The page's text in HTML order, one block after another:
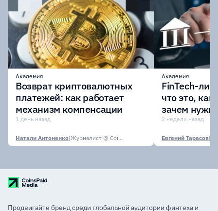
Академия
Возврат криптовалютных
платежей: как работает
механизм компенсации
1 день назад
Натали Антоненко| Журналист @ CoinsPaid Media
Академия
FinTech-
что это,
зачем
2 недели назад
Евгений Тарасов|
Продвигайте бренд среди глобальной аудитории финтеха и